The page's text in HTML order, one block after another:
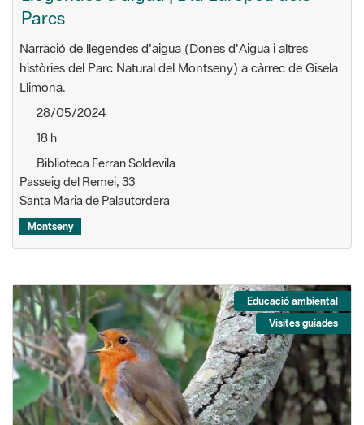
Narració de llegendes d'aigua (Dones d'Aigua i altres
històries del Parc Natural del Montseny) a càrrec de Gisela
Llimona.
28/05/2024
Passeig del Remei, 33
Santa Maria de Palautordera
Montseny
Visites guiades